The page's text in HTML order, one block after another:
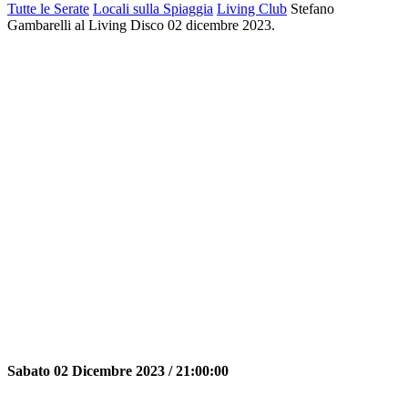
Tutte le Serate Locali sulla Spiaggia Living Club Stefano
Gambarelli al Living Disco 02 dicembre 2023.
Sabato 02 Dicembre 2023 /21:00:00